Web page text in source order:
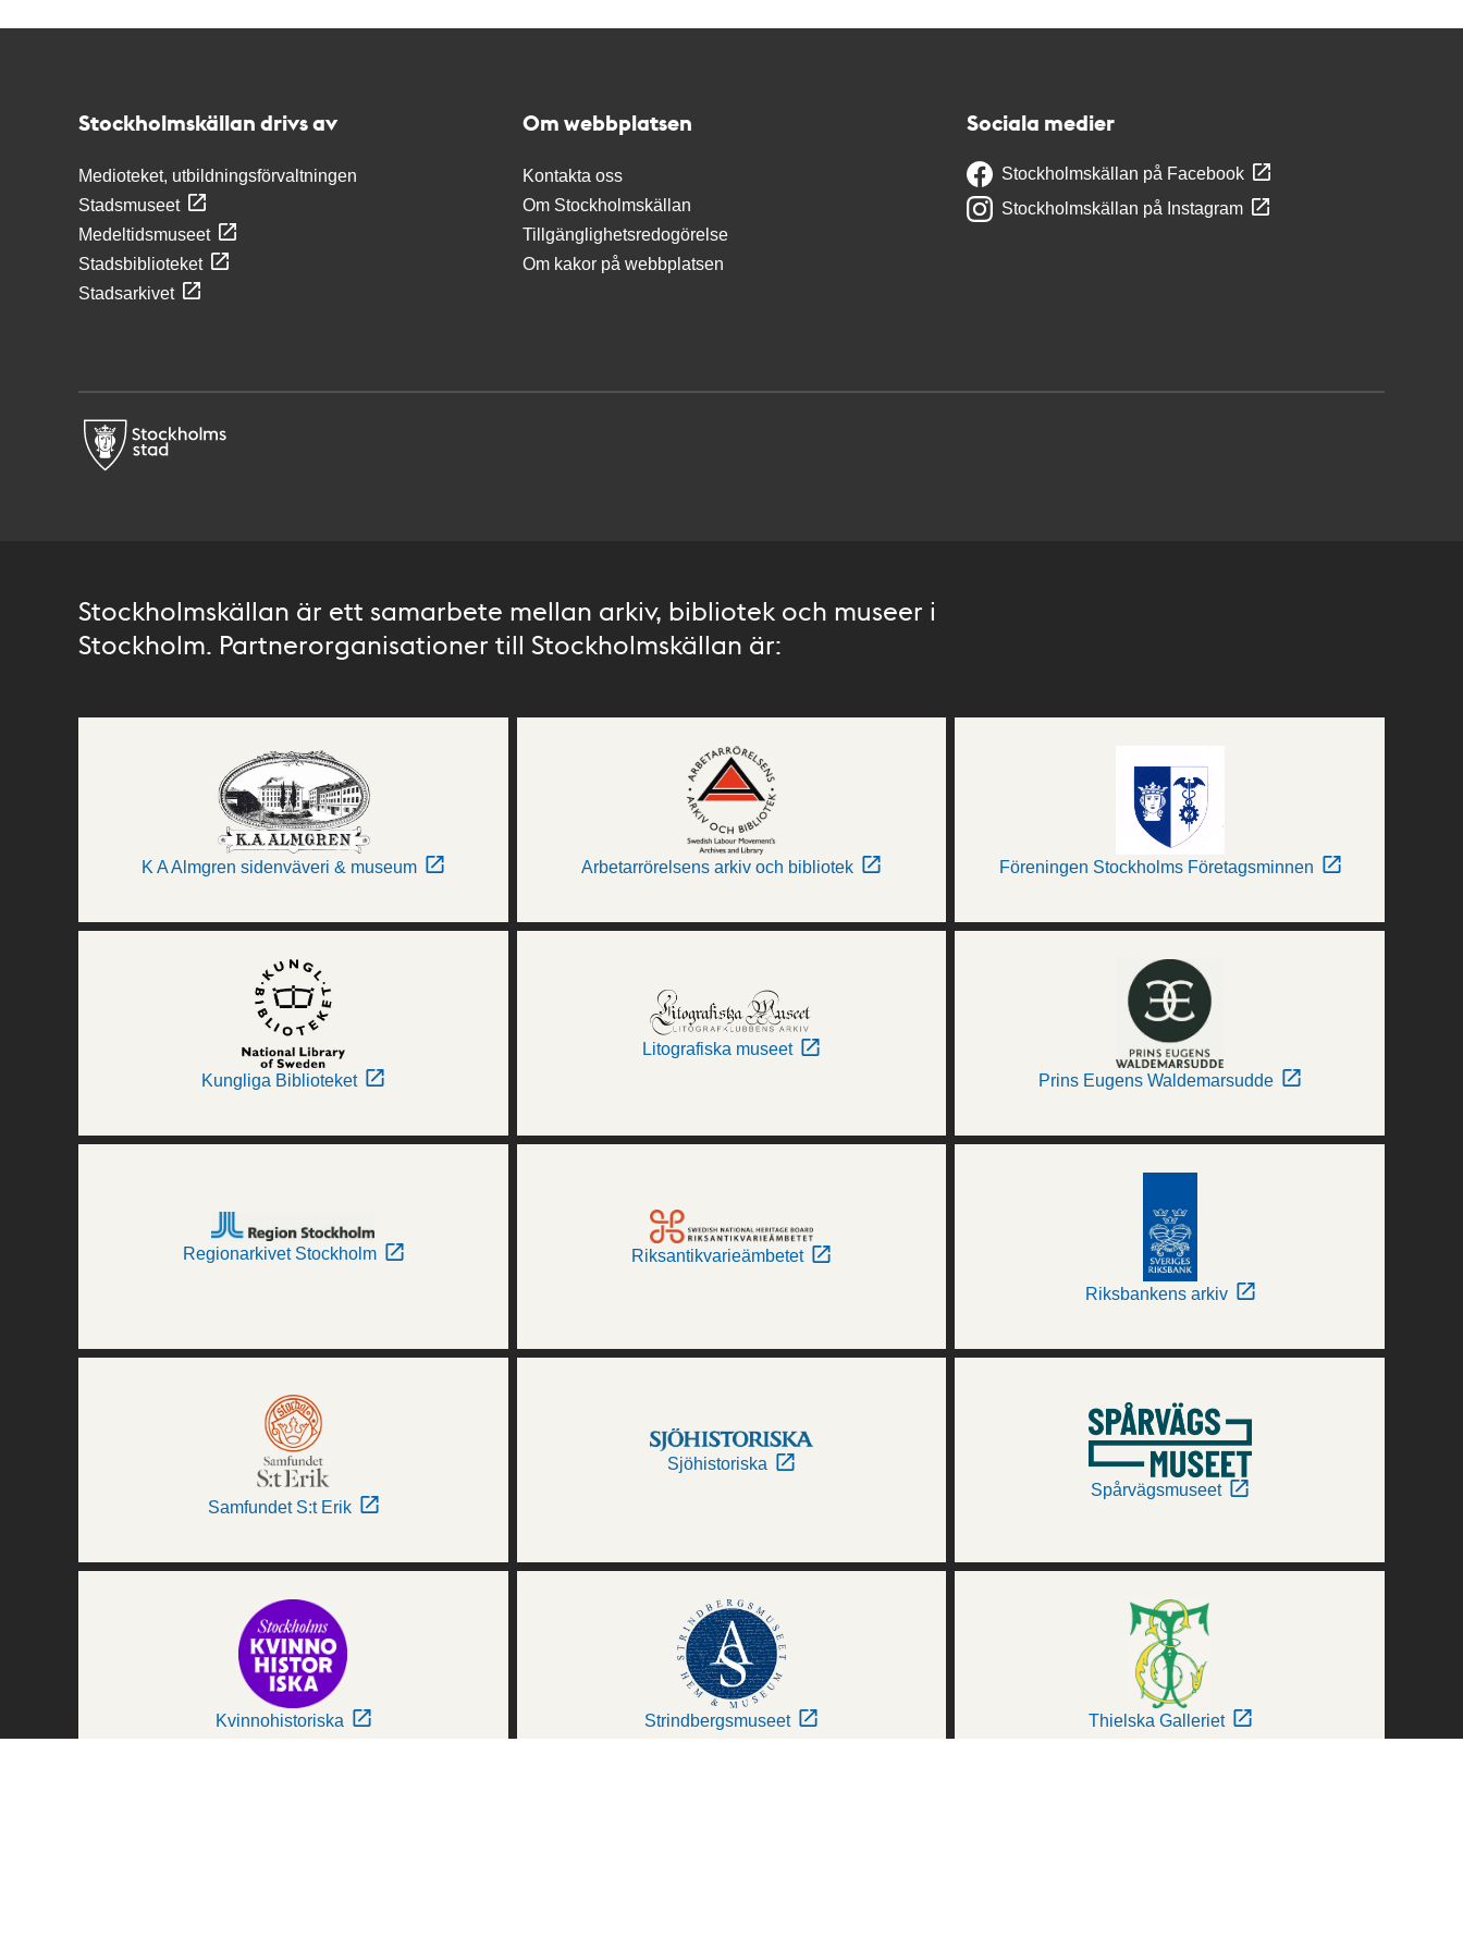
Stockholmskällan drivs av
Medioteket, utbildningsförvaltningen
Stadsmuseet
Medeltidsmuseet
Stadsbiblioteket
Stadsarkivet
Om webbplatsen
Kontakta oss
Om Stockholmskällan
Tillgänglighetsredogörelse
Om kakor på webbplatsen
Sociala medier
Stockholmskällan på Facebook
Stockholmskällan på Instagram
Stockholmskällan är ett samarbete mellan arkiv, bibliotek och museer i
Stockholm. Partnerorganisationer till Stockholmskällan är:
K A Almgren sidenväveri & museum Arbetarrörelsens arkiv och bibliotek Föreningen Stockholms Företagsminnen
Kungliga Biblioteket
Litografiska museet
Prins Eugens Waldemarsudde
Regionarkivet Stockholm Riksantikvarieämbetet
Riksbankens arkiv
Samfundet S:t Erik
Sjöhistoriska
Spårvägsmuseet
Kvinnohistoriska Strindbergsmuseet Thielska Galleriet